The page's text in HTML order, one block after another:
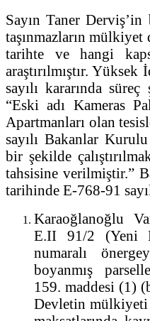
Sayın Taner
taşınmazların
tarihte ve hangi
araştırılmıştır.
sayılı kararında
“Eski adı Kameras
Apartmanları olan
sayılı Bakanlar
bir şekilde
tahsisine verilmiştir.”
tarihinde E-768-91
Karaoğlanoğlu
E.II 91/2 (Yeni
numaralı
boyanmış
159. maddesi (1)
Devletin mülkiyeti